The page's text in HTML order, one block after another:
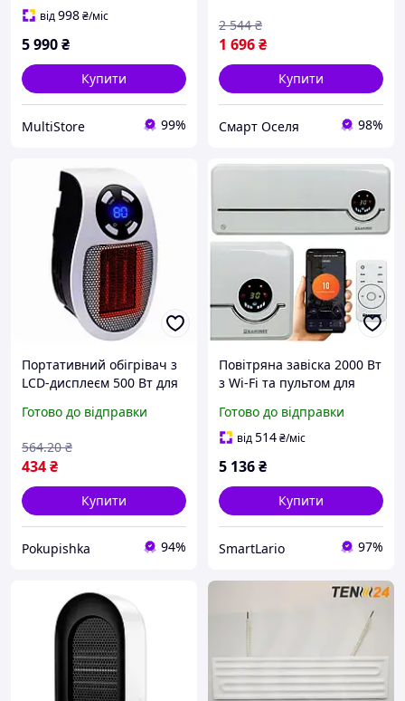
від998₴/міс
5 990₴
Купити
MultiStore 99%
1 696₴
2 544 ₴
Купити
Смарт Оселя 98%
Портативний обігрівач з
LCD-дисплеєм 500 Вт для
32 м².
Готово до відправки
434₴
564.20 ₴
Купити
Pokupishka 94%
Повітряна завіска 2000 Вт
з Wi-Fi та пультом для
3266
Готово до відправки
від514₴/міс
5 136₴
Купити
SmartLario 97%